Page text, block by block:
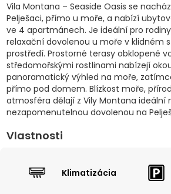
Vila Montana – Seaside Oasis se
Pelješaci, přímo u moře, a nabízí
ve 4 apartmánech. Je ideální pro
relaxační dovolenou u moře v klidném
prostředí. Prostorné terasy obklopené
středomořskými rostlinami nabízejí
panoramatický výhled na moře,
přímo pod domem. Blízkost moře,
atmosféra dělají z Vily Montana ideální
nezapomenutelnou dovolenou na
Vlastnosti
Klimatizácia